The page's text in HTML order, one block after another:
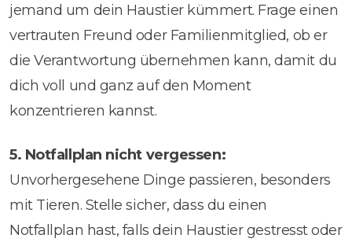
jemand um dein Haustier kümmert. Frage einen
vertrauten Freund oder Familienmitglied, ob er
die Verantwortung übernehmen kann, damit du
dich voll und ganz auf den Moment
konzentrieren kannst.
5. Notfallplan nicht vergessen:
Unvorhergesehene Dinge passieren, besonders
mit Tieren. Stelle sicher, dass du einen
Notfallplan hast, falls dein Haustier gestresst oder